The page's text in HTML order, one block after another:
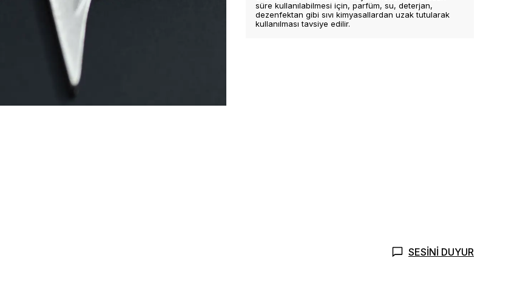
süre kullanılabilmesi için, parfüm, su, deterjan,
dezenfektan gibi sıvı kimyasallardan uzak tutularak
kullanılması tavsiye edilir.
SESİNİ DUYUR